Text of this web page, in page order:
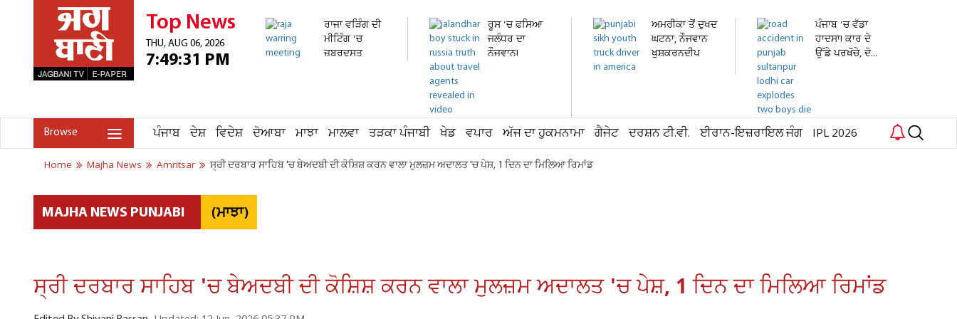
Top News
THU, AUG 06, 2026
7:49:31 PM
ਰਾਜਾ ਵੜਿੰਗ ਦੀ
ਮੀਟਿੰਗ 'ਚ
ਜ਼ਬਰਦਸਤ
ਰੂਸ 'ਚ ਫਸਿਆ
ਜਲੰਧਰ ਦਾ
ਨੌਜਵਾਨ!
ਅਮਰੀਕਾ ਤੋਂ ਦੁਖਦ
ਘਟਨਾ, ਨੌਜਵਾਨ
ਖੁਸ਼ਕਰਨਦੀਪ
ਪੰਜਾਬ 'ਚ ਵੱਡਾ
ਹਾਦਸਾ! ਕਾਰ ਦੇ
ਉੱਡੇ ਪਰਖੱਚੇ, ਦੋ...
Browse ਪੰਜਾਬ ਦੇਸ਼ ਵਿਦੇਸ਼ ਦੋਆਬਾ ਮਾਝਾ ਮਾਲਵਾ ਤੜਕਾ ਪੰਜਾਬੀ ਖੇਡ ਵਪਾਰ ਅੱਜ ਦਾ ਹੁਕਮਨਾਮਾ ਗੈਜੇਟ ਦਰਸ਼ਨ ਟੀ.ਵੀ. ਈਰਾਨ-ਇਜ਼ਰਾਇਲ ਜੰਗ IPL 2026
Home Majha News Amritsar ਸ੍ਰੀ ਦਰਬਾਰ ਸਾਹਿਬ 'ਚ ਬੇਅਦਬੀ ਦੀ ਕੋਸ਼ਿਸ਼ ਕਰਨ ਵਾਲਾ ਮੁਲਜ਼ਮ ਅਦਾਲਤ 'ਚ ਪੇਸ਼, 1 ਦਿਨ ਦਾ ਮਿਲਿਆ ਰਿਮਾਂਡ
MAJHA NEWS PUNJABI (ਮਾਝਾ)
ਸ੍ਰੀ ਦਰਬਾਰ ਸਾਹਿਬ 'ਚ ਬੇਅਦਬੀ ਦੀ ਕੋਸ਼ਿਸ਼ ਕਰਨ ਵਾਲਾ ਮੁਲਜ਼ਮ ਅਦਾਲਤ 'ਚ ਪੇਸ਼, 1 ਦਿਨ ਦਾ ਮਿਲਿਆ ਰਿਮਾਂਡ